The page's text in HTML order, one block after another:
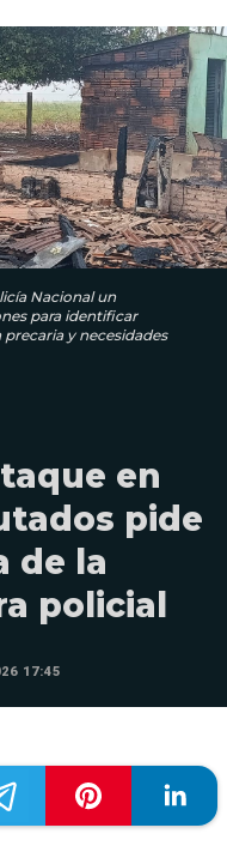
Nacional un
para identificar
y necesidades
en
pide
de la
policial
17:45